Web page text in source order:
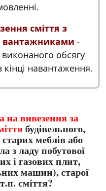
сміття з
вантажниками -
обсягу
кінці навантаження.
на вивезення за
будівельного,
меблів або
з ладу побутової
і газових плит,
машин), старої
сміття?